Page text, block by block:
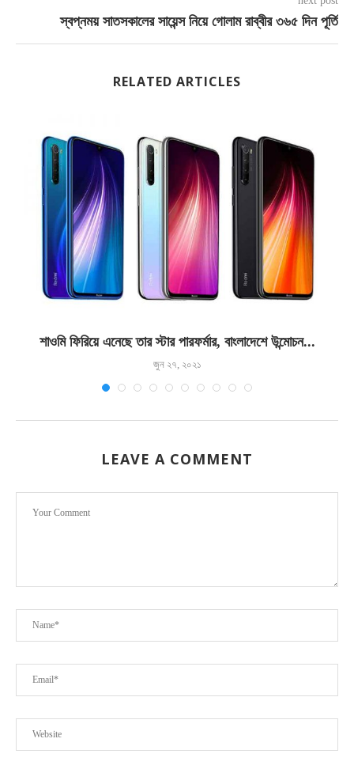
স্বপ্নময় সাতসকালের সায়েন্স নিয়ে গোলাম রাব্বীর ৩৬৫ দিন পূর্তি
RELATED ARTICLES
শাওমি ফিরিয়ে এনেছে তার স্টার পারফর্মার, বাংলাদেশে উন্মোচন...
জুন ২৭, ২০২১
LEAVE A COMMENT